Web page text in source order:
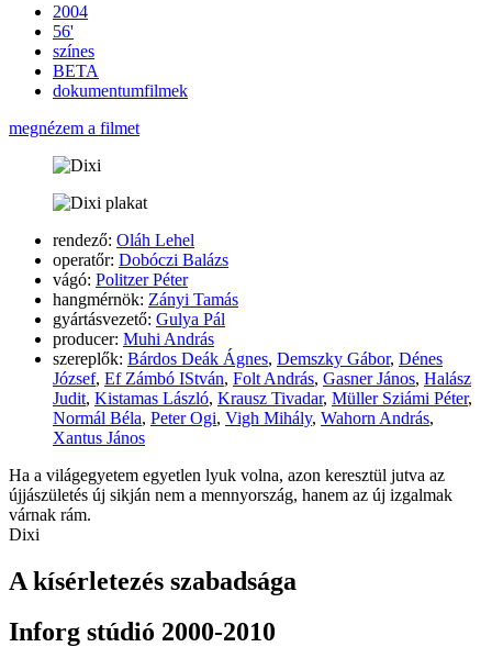
2004
56'
színes
BETA
dokumentumfilmek
megnézem a filmet
rendező: Oláh Lehel
operatőr: Dobóczi Balázs
vágó: Politzer Péter
hangmérnök: Zányi Tamás
gyártásvezető: Gulya Pál
producer: Muhi András
szereplők: Bárdos Deák Ágnes, Demszky Gábor, Dénes
József, Ef Zámbó IStván, Folt András, Gasner János, Halász
Judit, Kistamas László, Krausz Tivadar, Müller Sziámi Péter,
Normál Béla, Peter Ogi, Vigh Mihály, Wahorn András,
Xantus János
Ha a világegyetem egyetlen lyuk volna, azon keresztül jutva az
újjászületés új sikján nem a mennyország, hanem az új izgalmak
várnak rám.
Dixi
A kísérletezés szabadsága
Inforg stúdió 2000-2010